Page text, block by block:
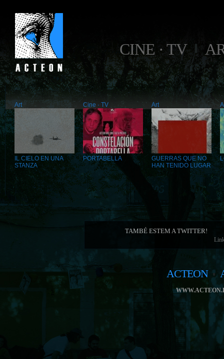
CINE · TV
Art
IL CIELO EN UNA
STANZA
Cine · TV
PORTABELLA
Art
GUERRAS QUE NO
HAN TENIDO LUGAR
TAMBÉ ESTEM A TWITTER!
ACTEON